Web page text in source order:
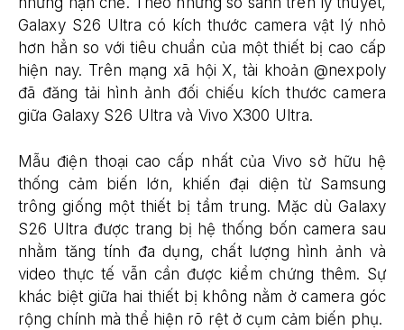
Galaxy S26 Ultra có kích thước camera vật lý nhỏ
hơn hẳn so với tiêu chuẩn của một thiết bị cao cấp
hiện nay. Trên mạng xã hội X, tài khoản @nexpoly
đã đăng tải hình ảnh đối chiếu kích thước camera
giữa Galaxy S26 Ultra và Vivo X300 Ultra.
Mẫu điện thoại cao cấp nhất của Vivo sở hữu hệ
thống cảm biến lớn, khiến đại diện từ Samsung
trông giống một thiết bị tầm trung. Mặc dù Galaxy
S26 Ultra được trang bị hệ thống bốn camera sau
nhằm tăng tính đa dụng, chất lượng hình ảnh và
video thực tế vẫn cần được kiểm chứng thêm. Sự
khác biệt giữa hai thiết bị không nằm ở camera góc
rộng chính mà thể hiện rõ rệt ở cụm cảm biến phụ.